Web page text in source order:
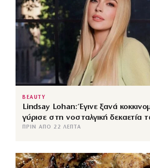
BEAUTY
Lindsay Lohan: Έγινε ξανά
γύρισε στη νοσταλγική δεκαετία
ΠΡΙΝ ΑΠΌ 22 ΛΕΠΤΆ